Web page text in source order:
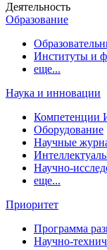
Деятельность
Образование
Институты и
еще...
Наука и инновации
Оборудование
Научные
Научно-
еще...
Приоритет
Программа
Научно-